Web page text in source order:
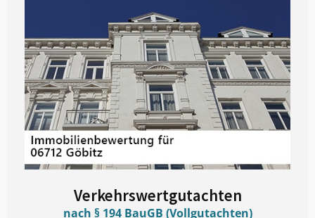
Verkehrswertgutachten
nach § 194 BauGB (Vollgutachten)